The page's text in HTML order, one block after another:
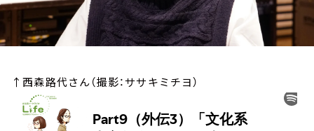
↑西森路代さん（撮影：ササキミチヨ）